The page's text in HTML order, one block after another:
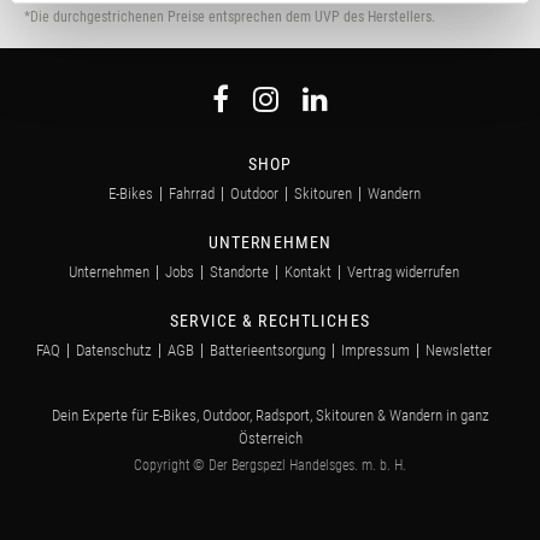
zu analysieren. Außerdem geben wir Informationen zu
Unsere Partner führen diese Informationen
*Die durchgestrichenen Preise entsprechen dem UVP des Herstellers.
SHOP
E-Bikes Fahrrad Outdoor Skitouren Wandern
UNTERNEHMEN
Unternehmen Jobs Standorte Kontakt Vertrag widerrufen
SERVICE & RECHTLICHES
FAQ Datenschutz AGB Batterieentsorgung Impressum Newsletter
Dein Experte für E-Bikes, Outdoor, Radsport, Skitouren & Wandern in ganz
Österreich
Copyright © Der Bergspezl Handelsges. m. b. H.